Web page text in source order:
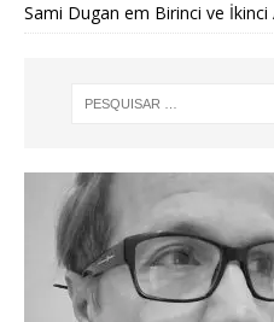
Sami Dugan em Birinci ve